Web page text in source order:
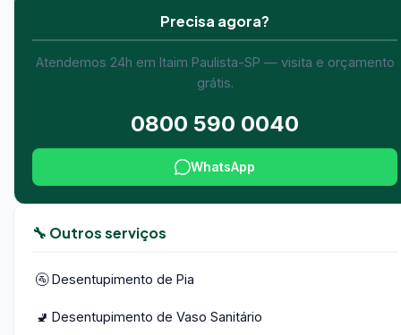
Precisa agora?
Atendemos 24h em Itaim Paulista-SP — visita e orçamento
grátis.
0800 590 0040
WhatsApp
🔧 Outros serviços
🚰 Desentupimento de Pia
🚽 Desentupimento de Vaso Sanitário